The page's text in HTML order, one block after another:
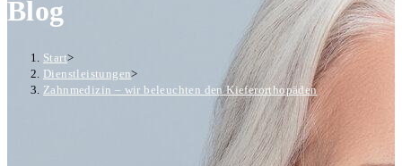
Blog
Start>
Dienstleistungen>
Zahnmedizin – wir beleuchten den Kieferorthopäden